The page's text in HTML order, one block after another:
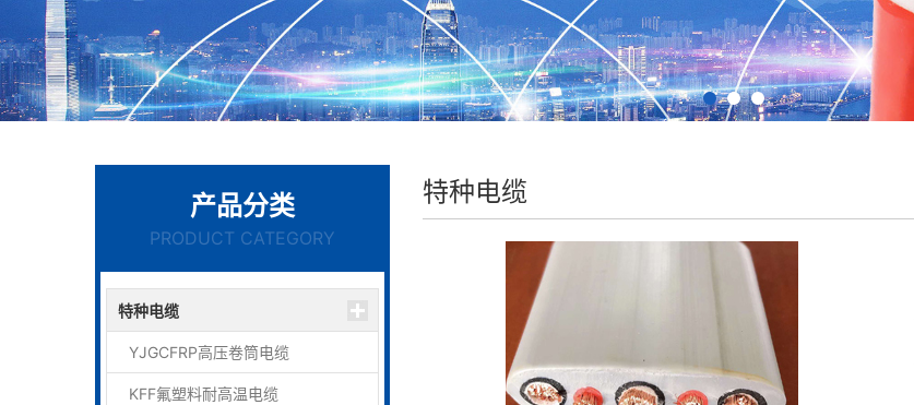
产品分类
PRODUCT CATEGORY
特种电缆
YJGCFRP高压卷筒电缆
KFF氟塑料耐高温电缆
特种电缆